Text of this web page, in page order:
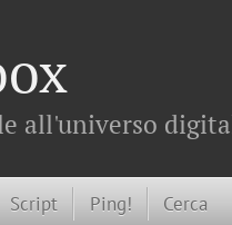
all'universo
Script Ping! Cerca